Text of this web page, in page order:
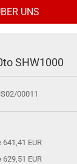
UNS
SHW1000
00011
641,41 EUR
629,51 EUR